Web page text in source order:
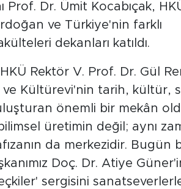
Prof. Dr. Ümit Kocabıçak,
ve Türkiye'nin farklı
dekanları katıldı.
Rektör V. Prof. Dr. Gül
ve Kültürevi'nin tarih, kültür,
önemli bir mekân
üretimin değil; aynı
da merkezidir. Bugün
Doç. Dr. Atiye
sergisini